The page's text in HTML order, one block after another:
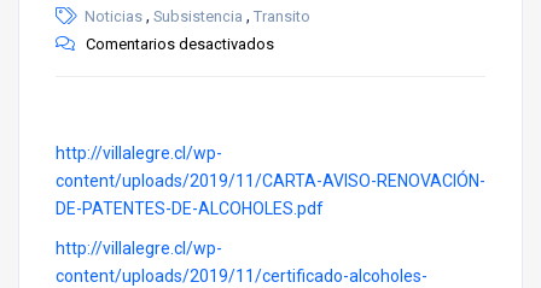
Noticias , Subsistencia , Transito
Comentarios desactivados
http://villalegre.cl/wp-
content/uploads/2019/11/CARTA-AVISO-RENOVACIÓN-
DE-PATENTES-DE-ALCOHOLES.pdf
http://villalegre.cl/wp-
content/uploads/2019/11/certificado-alcoholes-